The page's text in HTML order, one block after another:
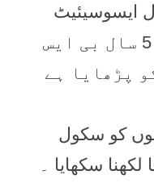
کے طور پر 3 سال ايسوسيئيٹ
انجنيئر ڈپلومہ کلاسز اور 5 سال بی ايس
پڑھايا ہے
کو سکول
سکھايا ۔